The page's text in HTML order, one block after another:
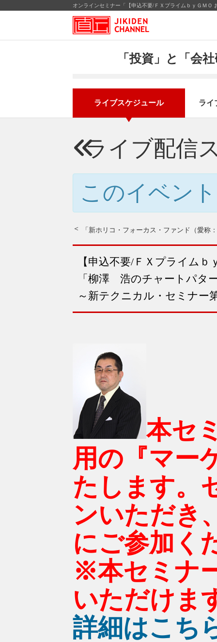
「投資」と「会
ライブスケジュール ライ
ライブ配信
このイベン
【申込不要/ＦＸプライムｂ
「柳澤 浩のチャートパタ
～新テクニカル・セミナー
本セ
用の『マー
たします。
ンいただき
にご参加く
※本セミナ
いただけま
詳細はこち